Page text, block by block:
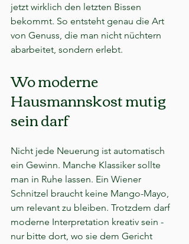
jetzt wirklich den letzten Bissen
bekommt. So entsteht genau die Art
von Genuss, die man nicht nüchtern
abarbeitet, sondern erlebt.
Wo moderne
Hausmannskost mutig
sein darf
Nicht jede Neuerung ist automatisch
ein Gewinn. Manche Klassiker sollte
man in Ruhe lassen. Ein Wiener
Schnitzel braucht keine Mango-Mayo,
um relevant zu bleiben. Trotzdem darf
moderne Interpretation kreativ sein -
nur bitte dort, wo sie dem Gericht